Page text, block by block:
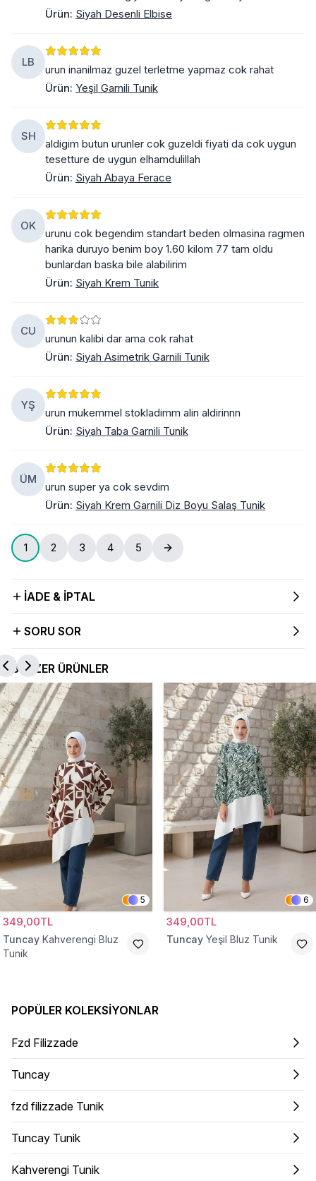
Ürün: Siyah Desenli Elbise
LB
urun inanilmaz guzel terletme yapmaz cok rahat
Ürün: Yeşil Garnili Tunik
SH
aldigim butun urunler cok guzeldi fiyati da cok uygun
tesetture de uygun elhamdulillah
Ürün: Siyah Abaya Ferace
OK
urunu cok begendim standart beden olmasina ragmen
harika duruyo benim boy 1.60 kilom 77 tam oldu
bunlardan baska bile alabilirim
Ürün: Siyah Krem Tunik
CU
urunun kalibi dar ama cok rahat
Ürün: Siyah Asimetrik Garnili Tunik
YŞ
urun mukemmel stokladimm alin aldirinnn
Ürün: Siyah Taba Garnili Tunik
ÜM
urun super ya cok sevdim
Ürün: Siyah Krem Garnili Diz Boyu Salaş Tunik
1 2 3 4 5
İADE & İPTAL
SORU SOR
BENZER ÜRÜNLER
5
349,00TL
Tuncay Kahverengi Bluz
Tunik
6
349,00TL
Tuncay Yeşil Bluz Tunik
POPÜLER KOLEKSIYONLAR
Fzd Filizzade
Tuncay
fzd filizzade Tunik
Tuncay Tunik
Kahverengi Tunik